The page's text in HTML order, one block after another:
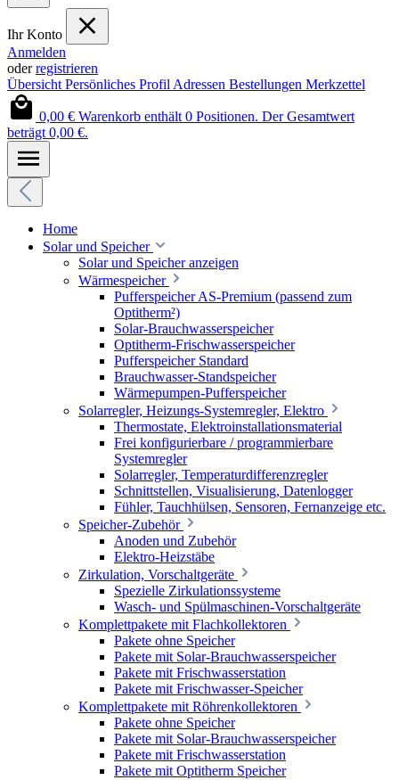
Ihr Konto
Anmelden
oderregistrieren
Übersicht Persönliches Profil Adressen Bestellungen Merkzettel
0,00 € Warenkorb enthält 0 Positionen. Der Gesamtwert
beträgt 0,00 €.
Home
Solar und Speicher
Solar und Speicher anzeigen
Wärmespeicher
Pufferspeicher AS-Premium (passend zum
Optitherm²)
Solar-Brauchwasserspeicher
Optitherm-Frischwasserspeicher
Pufferspeicher Standard
Brauchwasser-Standspeicher
Wärmepumpen-Pufferspeicher
Solarregler, Heizungs-Systemregler, Elektro
Thermostate, Elektroinstallationsmaterial
Frei konfigurierbare / programmierbare
Systemregler
Solarregler, Temperaturdifferenzregler
Schnittstellen, Visualisierung, Datenlogger
Fühler, Tauchhülsen, Sensoren, Fernanzeige etc.
Speicher-Zubehör
Anoden und Zubehör
Elektro-Heizstäbe
Zirkulation, Vorschaltgeräte
Spezielle Zirkulationssysteme
Wasch- und Spülmaschinen-Vorschaltgeräte
Komplettpakete mit Flachkollektoren
Pakete ohne Speicher
Pakete mit Solar-Brauchwasserspeicher
Pakete mit Frischwasserstation
Pakete mit Frischwasser-Speicher
Komplettpakete mit Röhrenkollektoren
Pakete ohne Speicher
Pakete mit Solar-Brauchwasserspeicher
Pakete mit Frischwasserstation
Pakete mit Optitherm Speicher